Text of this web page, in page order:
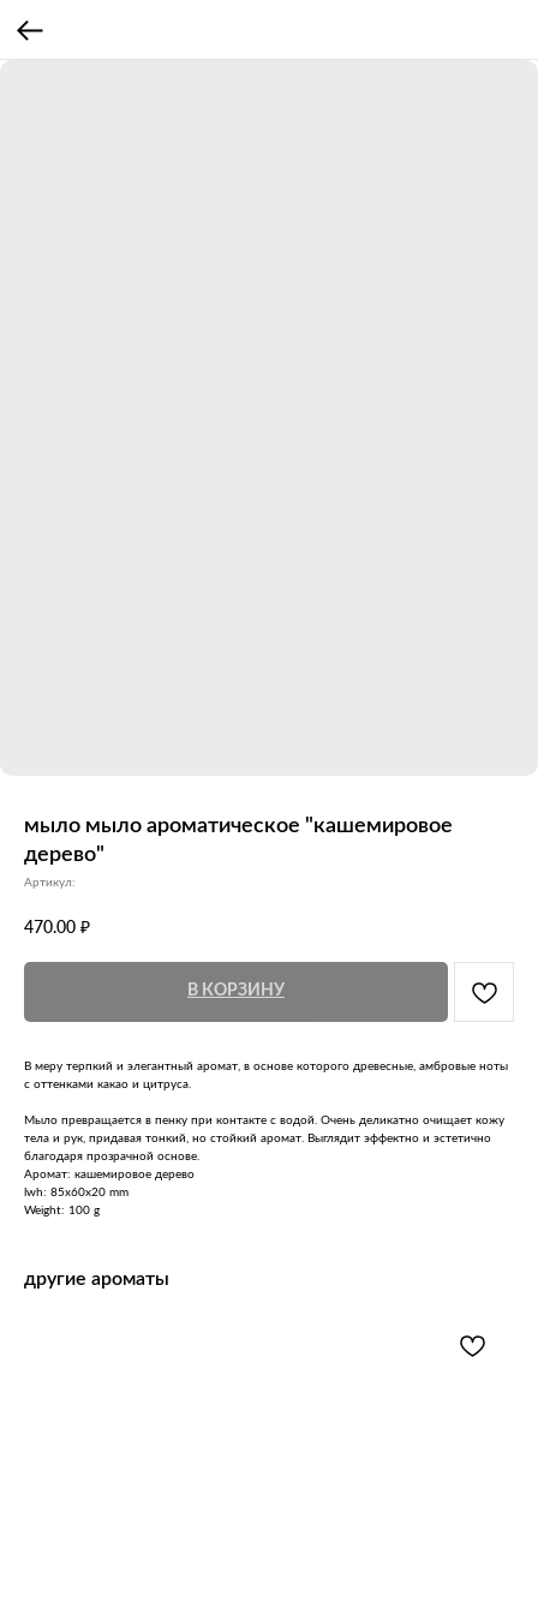
мыло мыло ароматическое "кашемировое
дерево"
Артикул:
470.00 ₽
В КОРЗИНУ
В меру терпкий и элегантный аромат, в основе которого древесные, амбровые ноты
с оттенками какао и цитруса.
Мыло превращается в пенку при контакте с водой. Очень деликатно очищает кожу
тела и рук, придавая тонкий, но стойкий аромат. Выглядит эффектно и эстетично
благодаря прозрачной основе.
Аромат: кашемировое дерево
lwh: 85x60x20 mm
Weight: 100 g
другие ароматы